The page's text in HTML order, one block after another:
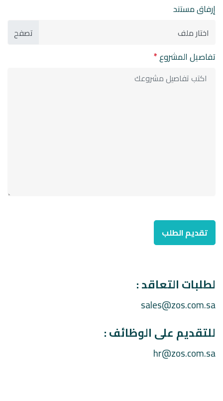
إرفاق مستند
اختار ملف
تفاصيل المشروع*
لطلبات التعاقد :
sales@zos.com.sa
للتقديم على الوظائف :
hr@zos.com.sa